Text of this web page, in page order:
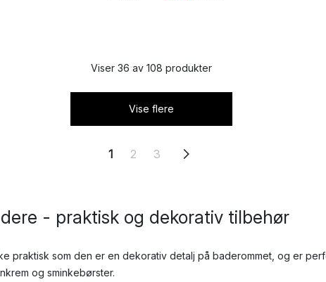
Viser 36 av 108 produkter
Vise flere
1 2 3
- praktisk og dekorativ tilbehør
praktisk som den er en dekorativ detalj på baderommet, og er
og sminkebørster.